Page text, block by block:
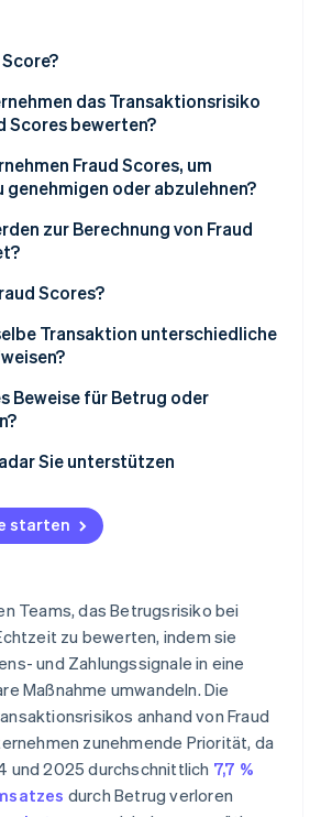
Stripe-Sessions 2026
Jetzt ansehen
das Transaktionsrisiko
Scores bewerten?
Fraud Scores, um
genehmigen oder abzulehnen?
zur Berechnung von Fraud
Scores?
Transaktion unterschiedliche
Beweise für Betrug oder
Sie unterstützen
starten
Teams, das Betrugsrisiko bei
zu bewerten, indem sie
und Zahlungssignale in eine
Maßnahme umwandeln. Die
anhand von Fraud
zunehmende Priorität, da
und 2025 durchschnittlich 7,7 %
durch Betrug verloren